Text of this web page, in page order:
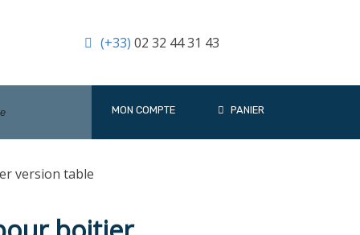
(+33) 02 32 44 31 43
MON COMPTE PANIER
version table